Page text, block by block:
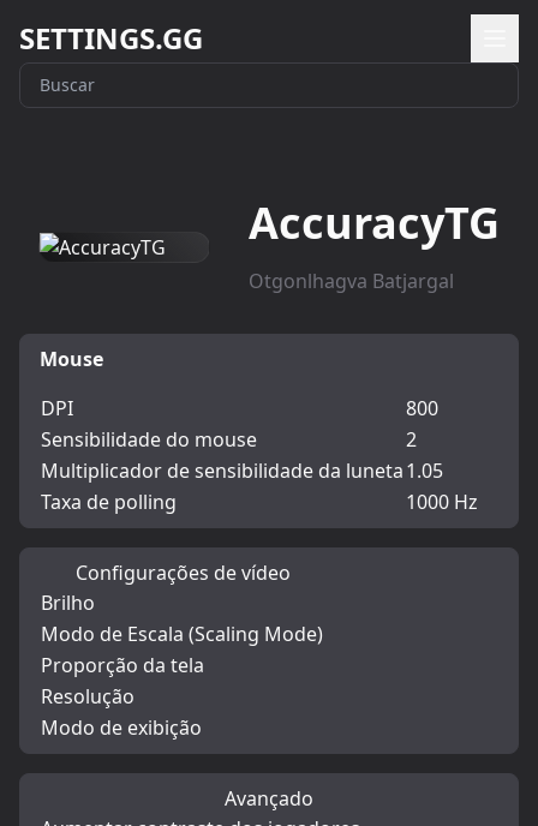
SETTINGS.GG
AccuracyTG
Otgonlhagva Batjargal
Mouse
DPI
800
Sensibilidade do mouse
2
Multiplicador de sensibilidade da luneta1.05
Taxa de polling
1000 Hz
Configurações de vídeo
Brilho
Modo de Escala (Scaling Mode)
Proporção da tela
Resolução
Modo de exibição
Avançado